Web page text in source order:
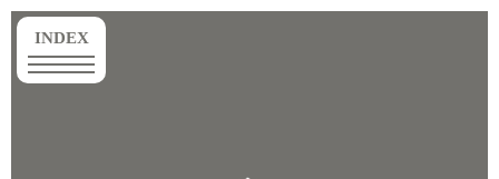
INDEXtoggle
navigation